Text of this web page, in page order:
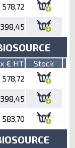
578,72
€ HT
Stock
578,72
583,70